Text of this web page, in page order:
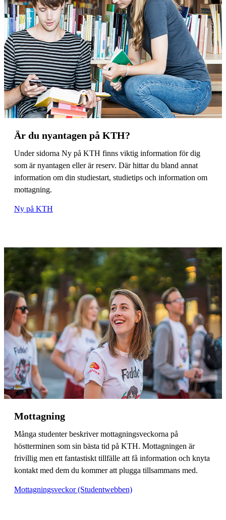
Är du nyantagen på KTH?
Under sidorna Ny på KTH finns viktig information för dig
som är nyantagen eller är reserv. Där hittar du bland annat
information om din studiestart, studietips och information om
mottagning.
Ny på KTH
Mottagning
Många studenter beskriver mottagningsveckorna på
höstterminen som sin bästa tid på KTH. Mottagningen är
frivillig men ett fantastiskt tillfälle att få information och knyta
kontakt med dem du kommer att plugga tillsammans med.
Mottagningsveckor (Studentwebben)